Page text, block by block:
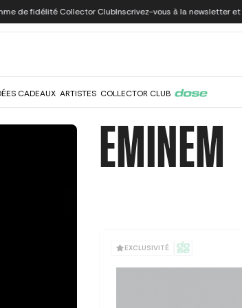
Collector ClubInscrivez-vous à la newsletter et profitez de
CADEAUX ARTISTES COLLECTOR CLUB
EMINEM
EXCLUSIVITÉ